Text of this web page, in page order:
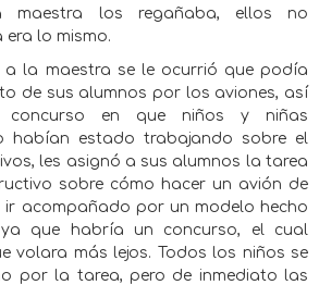
maestra los regañaba, ellos no
era lo mismo.
a la maestra se le ocurrió que podía
de sus alumnos por los aviones, así
concurso en que niños y niñas
habían estado trabajando sobre el
les asignó a sus alumnos la tarea
sobre cómo hacer un avión de
ir acompañado por un modelo hecho
que habría un concurso, el cual
volara más lejos. Todos los niños se
por la tarea, pero de inmediato las